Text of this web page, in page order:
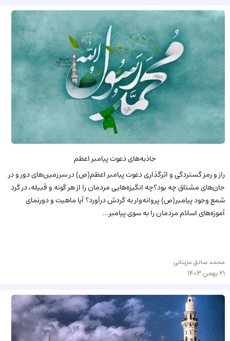
جاذبه‌هاى دعوت پیامبر اعظم
راز و رمز گستردگى و اثرگذارى دعوت پیامبر اعظم(ص) در سرزمین‌هاى دور و در
جان‌هاى مشتاق چه بود؟چه انگیزه‌هایى مردمان را از هر گونه و قبیله، در گرد
شمع وجود پیامبر(ص) پروانه‌وار به گردش درآورد؟ آیا ماهیت و دورنمای
آموزه‌هاى اسلام مردمان را به سوى پیامبر...
محمد صادق مزینانی
21 بهمن 1403